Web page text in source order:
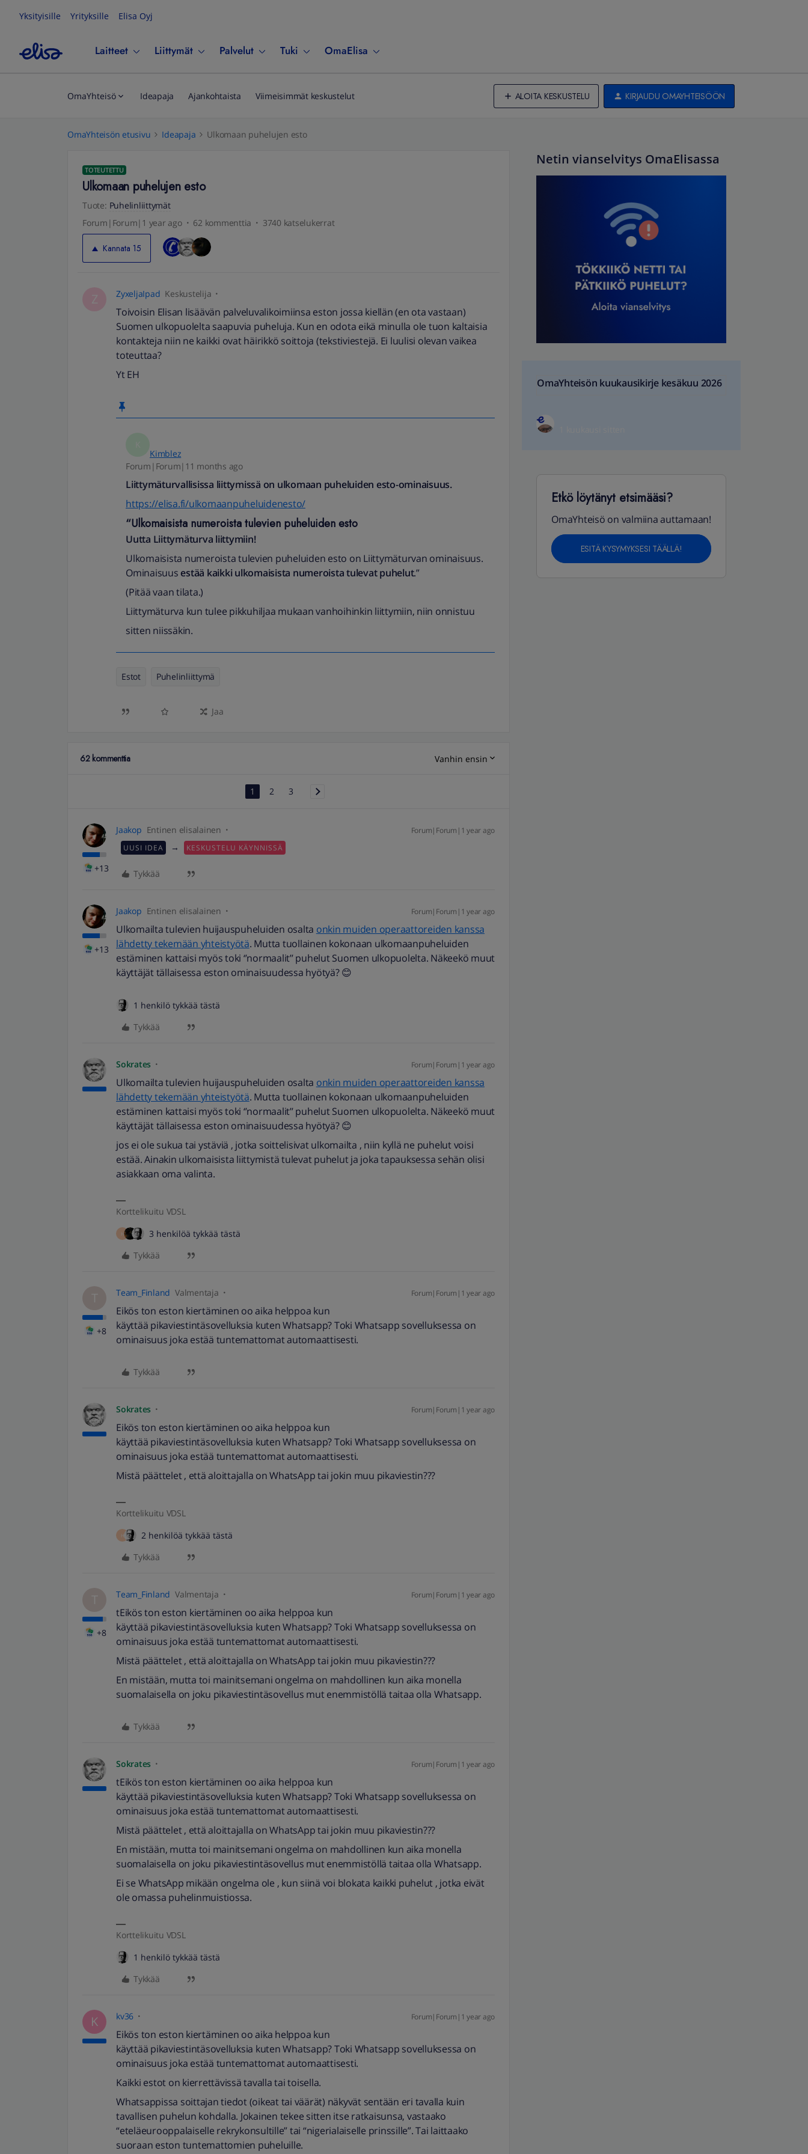
Yksityisille Yrityksille Elisa Oyj
Laitteet Liittymät Palvelut Tuki OmaElisa
OmaYhteisö Ideapaja Ajankohtaista Viimeisimmät keskustelut ALOITA KESKUSTELU KIRJAUDU OMAYHTEISÖÖN
OmaYhteisön etusivu Ideapaja Ulkomaan puhelujen esto
TOTEUTETTU
Ulkomaan puhelujen esto
Tuote: Puhelinliittymät
Forum|Forum|1 year ago
62 kommenttia 3740 katselukerrat
Kannata 15
Z ZyxeljaIpad Keskustelija
Toivoisin Elisan lisäävän palveluvalikoimiinsa eston jossa kiellän (en ota vastaan)
Suomen ulkopuolelta saapuvia puheluja. Kun en odota eikä minulla ole tuon kaltaisia
kontakteja niin ne kaikki ovat häirikkö soittoja (tekstiviestejä. Ei luulisi olevan vaikea
toteuttaa?
Yt EH
Kimblez
Forum|Forum|11 months ago
Liittymäturvallisissa liittymissä on ulkomaan puheluiden esto-ominaisuus.
https://elisa.fi/ulkomaanpuheluidenesto/
“Ulkomaisista numeroista tulevien puheluiden esto
Uutta Liittymäturva liittymiin!
Ulkomaisista numeroista tulevien puheluiden esto on Liittymäturvan ominaisuus.
Ominaisuus estää kaikki ulkomaisista numeroista tulevat puhelut.”
(Pitää vaan tilata.)
Liittymäturva kun tulee pikkuhiljaa mukaan vanhoihinkin liittymiin, niin onnistuu
sitten niissäkin.
Estot Puhelinliittymä
Jaa
62 kommenttia Vanhin ensin
1 2 3
+13
Jaakop Entinen elisalainen
Forum|Forum|1 year ago
UUSI IDEA
→ KESKUSTELU KÄYNNISSÄ
Tykkää
+13
Jaakop Entinen elisalainen Forum|Forum|1 year ago
Ulkomailta tulevien huijauspuheluiden osalta onkin muiden operaattoreiden kanssa
lähdetty tekemään yhteistyötä. Mutta tuollainen kokonaan ulkomaanpuheluiden
estäminen kattaisi myös toki ‘’normaalit’’ puhelut Suomen ulkopuolelta. Näkeekö muut
käyttäjät tällaisessa eston ominaisuudessa hyötyä? 😊
1 henkilö tykkää tästä
Tykkää
Sokrates Forum|Forum|1 year ago
Ulkomailta tulevien huijauspuheluiden osalta onkin muiden operaattoreiden kanssa
lähdetty tekemään yhteistyötä. Mutta tuollainen kokonaan ulkomaanpuheluiden
estäminen kattaisi myös toki ‘’normaalit’’ puhelut Suomen ulkopuolelta. Näkeekö muut
käyttäjät tällaisessa eston ominaisuudessa hyötyä? 😊
jos ei ole sukua tai ystäviä , jotka soittelisivat ulkomailta , niin kyllä ne puhelut voisi
estää. Ainakin ulkomaisista liittymistä tulevat puhelut ja joka tapauksessa sehän olisi
asiakkaan oma valinta.
Korttelikuitu VDSL
H
3 henkilöä tykkää tästä
Tykkää
T
+8
Team_Finland Valmentaja Forum|Forum|1 year ago
Eikös ton eston kiertäminen oo aika helppoa kun
käyttää pikaviestintäsovelluksia kuten Whatsapp? Toki Whatsapp sovelluksessa on
ominaisuus joka estää tuntemattomat automaattisesti.
Tykkää
Sokrates Forum|Forum|1 year ago
Eikös ton eston kiertäminen oo aika helppoa kun
käyttää pikaviestintäsovelluksia kuten Whatsapp? Toki Whatsapp sovelluksessa on
ominaisuus joka estää tuntemattomat automaattisesti.
Mistä päättelet , että aloittajalla on WhatsApp tai jokin muu pikaviestin???
Korttelikuitu VDSL
H
2 henkilöä tykkää tästä
Tykkää
T
+8
Team_Finland Valmentaja Forum|Forum|1 year ago
tEikös ton eston kiertäminen oo aika helppoa kun
käyttää pikaviestintäsovelluksia kuten Whatsapp? Toki Whatsapp sovelluksessa on
ominaisuus joka estää tuntemattomat automaattisesti.
Mistä päättelet , että aloittajalla on WhatsApp tai jokin muu pikaviestin???
En mistään, mutta toi mainitsemani ongelma on mahdollinen kun aika monella
suomalaisella on joku pikaviestintäsovellus mut enemmistöllä taitaa olla Whatsapp.
Tykkää
Sokrates Forum|Forum|1 year ago
tEikös ton eston kiertäminen oo aika helppoa kun
käyttää pikaviestintäsovelluksia kuten Whatsapp? Toki Whatsapp sovelluksessa on
ominaisuus joka estää tuntemattomat automaattisesti.
Mistä päättelet , että aloittajalla on WhatsApp tai jokin muu pikaviestin???
En mistään, mutta toi mainitsemani ongelma on mahdollinen kun aika monella
suomalaisella on joku pikaviestintäsovellus mut enemmistöllä taitaa olla Whatsapp.
Ei se WhatsApp mikään ongelma ole , kun siinä voi blokata kaikki puhelut , jotka eivät
ole omassa puhelinmuistiossa.
Korttelikuitu VDSL
1 henkilö tykkää tästä
Tykkää
K kv36 Forum|Forum|1 year ago
Eikös ton eston kiertäminen oo aika helppoa kun
käyttää pikaviestintäsovelluksia kuten Whatsapp? Toki Whatsapp sovelluksessa on
ominaisuus joka estää tuntemattomat automaattisesti.
Kaikki estot on kierrettävissä tavalla tai toisella.
Whatsappissa soittajan tiedot (oikeat tai väärät) näkyvät sentään eri tavalla kuin
tavallisen puhelun kohdalla. Jokainen tekee sitten itse ratkaisunsa, vastaako
“eteläeurooppalaiselle rekrykonsultille” tai “nigerialaiselle prinssille”. Tai laittaako
suoraan eston tuntemattomien puheluille.
Netin vianselvitys OmaElisassa
OmaYhteisön kuukausikirje kesäkuu 2026
Etkö löytänyt etsimääsi?
OmaYhteisö on valmiina auttamaan!
ESITÄ KYSYMYKSESI TÄÄLLÄ!